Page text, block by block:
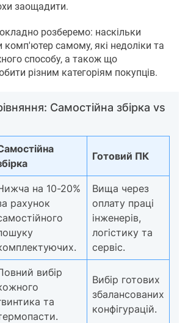
заощадити.
розберемо: наскільки
комп'ютер самому, які недоліки та
способу, а також що
різним категоріям покупців.
Самостійна збірка vs
Готовий ПК
на 10-20%
рахунок
Вища через
оплату праці
інженерів,
логістику та
сервіс.
вибір
та
Вибір готових
збалансованих
конфігурацій.